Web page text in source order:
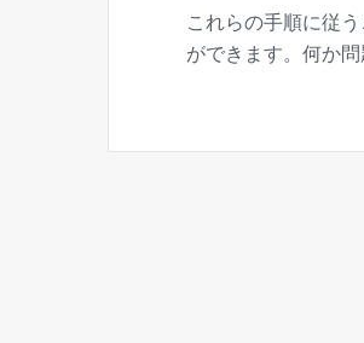
これらの手順に従
ができます。何か